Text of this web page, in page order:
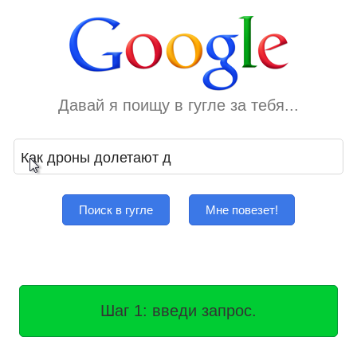
Давай я поищу в гугле за тебя...
Поиск в гугле Мне повезет!
Шаг 1: введи запрос.